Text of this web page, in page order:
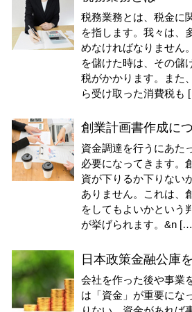
税務業務とは、税金に
を指します。我々は、
めなければなりません
を儲けた時は、その儲
税がかかります。また
ら受け取った消費税も
創業計画書作成に
資金調達を行うにあた
必要になってきます。
資が下りるか下りない
ありません。これは、
をしてもよいかという
が挙げられます。&n
日本政策金融公庫
会社を作った後や事業
は「資金」が重要にな